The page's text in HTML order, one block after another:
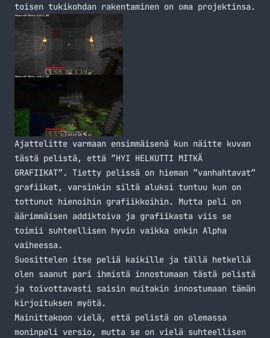
toisen tukikohdan rakentaminen on oma projektinsa.
Ajattelitte varmaan ensimmäisenä kun näitte kuvan
tästä pelistä, että ”HYI HELKUTTI MITKÄ
GRAFIIKAT”. Tietty pelissä on hieman ”vanhahtavat”
grafiikat, varsinkin siltä aluksi tuntuu kun on
tottunut hienoihin grafiikkoihin. Mutta peli on
äärimmäisen addiktoiva ja grafiikasta viis se
toimii suhteellisen hyvin vaikka onkin Alpha
vaiheessa.
Suosittelen itse peliä kaikille ja tällä hetkellä
olen saanut pari ihmistä innostumaan tästä pelistä
ja toivottavasti saisin muitakin innostumaan tämän
kirjoituksen myötä.
Mainittakoon vielä, että pelistä on olemassa
moninpeli versio, mutta se on vielä suhteellisen